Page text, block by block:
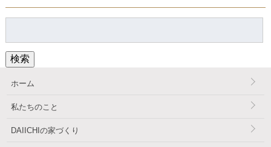
検索
ホーム
私たちのこと
DAIICHIの家づくり